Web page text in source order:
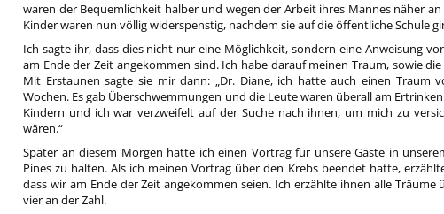
waren der Bequemlichkeit halber und wegen der Arbeit ihres Mannes näher
Kinder waren nun völlig widerspenstig, nachdem sie auf die öffentliche Schule
Ich sagte ihr, dass dies nicht nur eine Möglichkeit, sondern eine Anweisung
am Ende der Zeit angekommen sind. Ich habe darauf meinen Traum, sowie
Mit Erstaunen sagte sie mir dann: „Dr. Diane, ich hatte auch einen Traum
Wochen. Es gab Überschwemmungen und die Leute waren überall am
Kindern und ich war verzweifelt auf der Suche nach ihnen, um mich zu
wären.“
Später an diesem Morgen hatte ich einen Vortrag für unsere Gäste in
Pines zu halten. Als ich meinen Vortrag über den Krebs beendet hatte,
dass wir am Ende der Zeit angekommen seien. Ich erzählte ihnen alle Träume
vier an der Zahl.